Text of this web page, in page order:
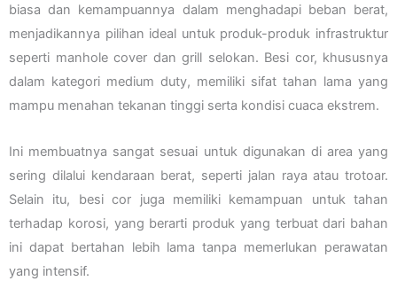
biasa dan kemampuannya dalam menghadapi beban berat,
menjadikannya pilihan ideal untuk produk-produk infrastruktur
seperti manhole cover dan grill selokan. Besi cor, khususnya
dalam kategori medium duty, memiliki sifat tahan lama yang
mampu menahan tekanan tinggi serta kondisi cuaca ekstrem.
Ini membuatnya sangat sesuai untuk digunakan di area yang
sering dilalui kendaraan berat, seperti jalan raya atau trotoar.
Selain itu, besi cor juga memiliki kemampuan untuk tahan
terhadap korosi, yang berarti produk yang terbuat dari bahan
ini dapat bertahan lebih lama tanpa memerlukan perawatan
yang intensif.